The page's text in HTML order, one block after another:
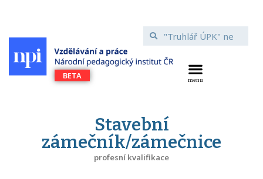
Stavební
zámečník/zámečnice
profesní kvalifikace